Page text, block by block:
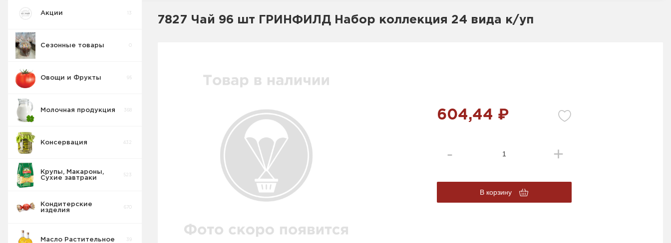
Акции 13
Сезонные товары
Овощи и Фрукты 95
Молочная продукция 368
Консервация 432
Крупы, Макароны,
Сухие завтраки
523
Кондитерские
изделия
670
Масло Растительное 39
7827 Чай 96 шт ГРИНФИЛД Набор коллекция 24 вида к/уп
604,44 ₽
В корзину